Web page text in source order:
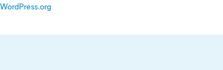
WordPress.org